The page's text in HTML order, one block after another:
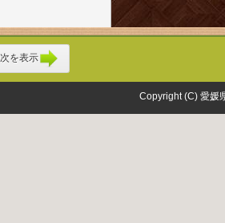
次を表示
Copyright (C) 愛媛